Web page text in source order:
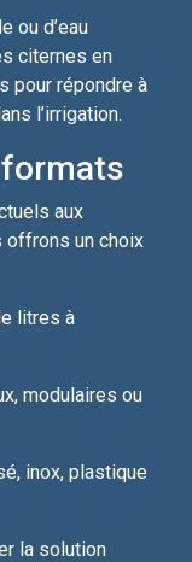
ou d’eau
citernes en
pour répondre à
l’irrigation.
aux
offrons un choix
litres à
modulaires ou
inox, plastique
la solution